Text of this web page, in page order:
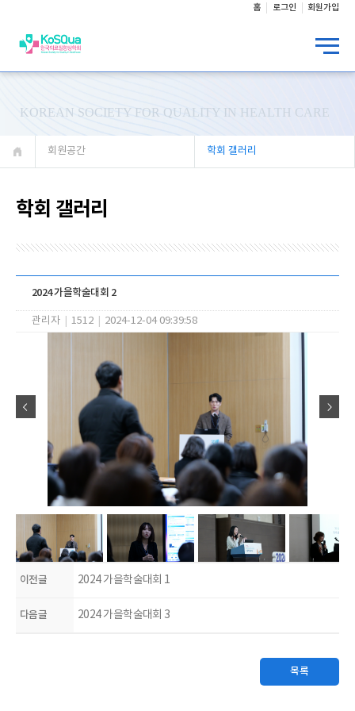
홈 로그인 회원가입
KOREAN SOCIETY FOR QUALITY IN HEALTH CARE
회원공간 학회 갤러리
학회 갤러리
2024 가을학술대회 2
관리자 1512 2024-12-04 09:39:58
이전글 2024 가을학술대회 1
다음글 2024 가을학술대회 3
목록